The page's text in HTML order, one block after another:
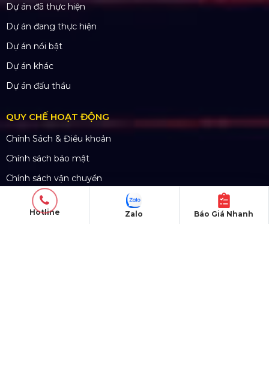
Dự án đã thực hiện
Dự án đang thực hiện
Dự án nổi bật
Dự án khác
Dự án đấu thầu
QUY CHẾ HOẠT ĐỘNG
Chính Sách & Điều khoản
Chính sách bảo mật
Chính sách vận chuyển
Hình thức thanh toán
Chính sách thành viên
Hotline Báo Giá Nhanh
Zalo